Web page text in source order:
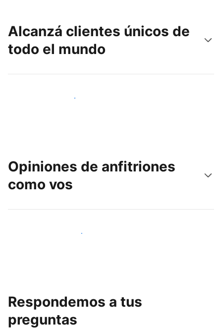
Alcanzá clientes únicos de
todo el mundo
Llegá a huéspedes nuevos hoy
Opiniones de anfitriones
como vos
Unite a otros anfitriones como vos
Respondemos a tus
preguntas